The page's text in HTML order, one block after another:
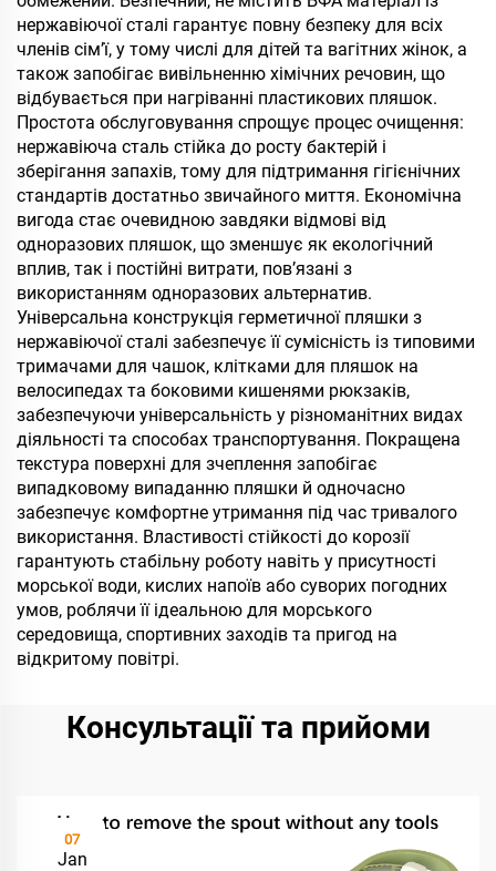
нержавіючої сталі гарантує повну безпеку для всіх
членів сім’ї, у тому числі для дітей та вагітних жінок, а
також запобігає вивільненню хімічних речовин, що
відбувається при нагріванні пластикових пляшок.
Простота обслуговування спрощує процес очищення:
нержавіюча сталь стійка до росту бактерій і
зберігання запахів, тому для підтримання гігієнічних
стандартів достатньо звичайного миття. Економічна
вигода стає очевидною завдяки відмові від
одноразових пляшок, що зменшує як екологічний
вплив, так і постійні витрати, пов’язані з
використанням одноразових альтернатив.
Універсальна конструкція герметичної пляшки з
нержавіючої сталі забезпечує її сумісність із типовими
тримачами для чашок, клітками для пляшок на
велосипедах та боковими кишенями рюкзаків,
забезпечуючи універсальність у різноманітних видах
діяльності та способах транспортування. Покращена
текстура поверхні для зчеплення запобігає
випадковому випаданню пляшки й одночасно
забезпечує комфортне утримання під час тривалого
використання. Властивості стійкості до корозії
гарантують стабільну роботу навіть у присутності
морської води, кислих напоїв або суворих погодних
умов, роблячи її ідеальною для морського
середовища, спортивних заходів та пригод на
відкритому повітрі.
Консультації та прийоми
07
Jan